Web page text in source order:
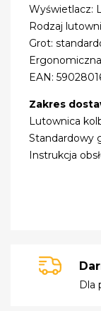
Wyświetlacz:
Rodzaj
Grot:
EAN:
Zakres
Lutownica
Standardowy
Instrukcja
Dla